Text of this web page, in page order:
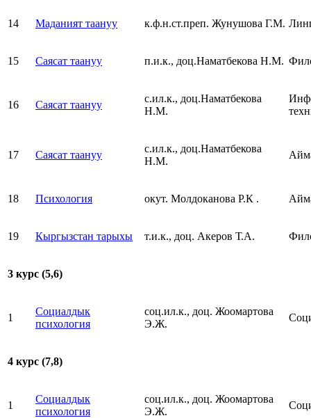
14 Маданият таануу к.ф.н.ст.преп. Жунушова Г.М.
15 Саясат таануу п.и.к., доц.Наматбекова Н.М.
16 Саясат таануу
с.ил.к., доц.Наматбекова
Н.М.
17 Саясат таануу
с.ил.к., доц.Наматбекова
Н.М.
18 Психология окут. Молдоканова Р.К .
19 Кыргызстан тарыхы т.и.к., доц. Акеров Т.А.
3 курс (5,6)
1
Социалдык
психология
соц.ил.к., доц. Жоомартова
Э.Ж.
4 курс (7,8)
1
Социалдык
психология
соц.ил.к., доц. Жоомартова
Э.Ж.